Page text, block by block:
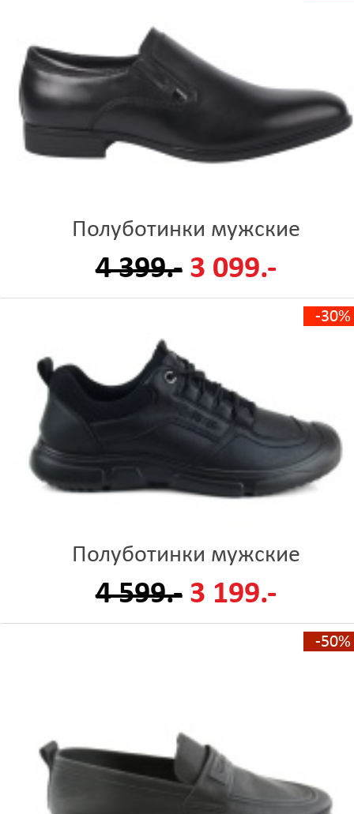
Полуботинки мужские
4 399.- 3 099.-
-30%
Полуботинки мужские
4 599.- 3 199.-
-50%